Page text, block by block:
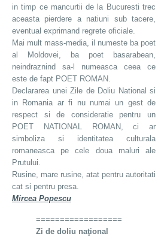
in timp ce mancurtii de la Bucuresti trec
aceasta pierdere a natiuni sub tacere,
eventual exprimand regrete oficiale.
Mai mult mass-media, il numeste ba poet
al Moldovei, ba poet basarabean,
neindraznind sa-l numeasca ceea ce
este de fapt POET ROMAN.
Declararea unei Zile de Doliu National si
in Romania ar fi nu numai un gest de
respect si de consideratie pentru un
POET NATIONAL ROMAN, ci ar
simboliza si identitatea culturala
romaneasca pe cele doua maluri ale
Prutului.
Rusine, mare rusine, atat pentru autoritati
cat si pentru presa.
Mircea Popescu
==================
Zi de doliu naţional